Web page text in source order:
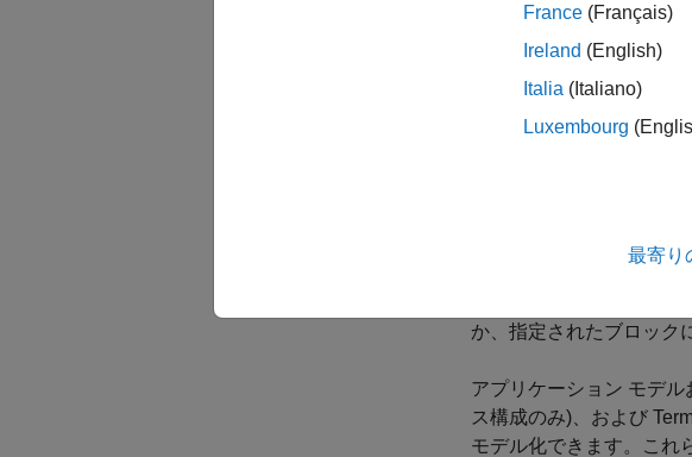
これらのブロックは、
対応するインスタンスで
パラメーター
Initialize Function
イベントによって関数
か、指定されたブロック
アプリケーション モデル
ス構成のみ)、および
モデル化できます。これ
France (Français)
Ireland (English)
Italia (Italiano)
Luxembourg
最寄り